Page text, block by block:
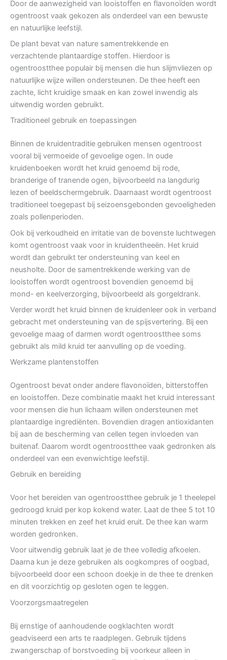
Door de aanwezigheid van looistoffen en flavonoïden wordt
ogentroost vaak gekozen als onderdeel van een bewuste
en natuurlijke leefstijl.
De plant bevat van nature samentrekkende en
verzachtende plantaardige stoffen. Hierdoor is
ogentroostthee populair bij mensen die hun slijmvliezen op
natuurlijke wijze willen ondersteunen. De thee heeft een
zachte, licht kruidige smaak en kan zowel inwendig als
uitwendig worden gebruikt.
Traditioneel gebruik en toepassingen
Binnen de kruidentraditie gebruiken mensen ogentroost
vooral bij vermoeide of gevoelige ogen. In oude
kruidenboeken wordt het kruid genoemd bij rode,
branderige of tranende ogen, bijvoorbeeld na langdurig
lezen of beeldschermgebruik. Daarnaast wordt ogentroost
traditioneel toegepast bij seizoensgebonden gevoeligheden
zoals pollenperioden.
Ook bij verkoudheid en irritatie van de bovenste luchtwegen
komt ogentroost vaak voor in kruidentheeën. Het kruid
wordt dan gebruikt ter ondersteuning van keel en
neusholte. Door de samentrekkende werking van de
looistoffen wordt ogentroost bovendien genoemd bij
mond- en keelverzorging, bijvoorbeeld als gorgeldrank.
Verder wordt het kruid binnen de kruidenleer ook in verband
gebracht met ondersteuning van de spijsvertering. Bij een
gevoelige maag of darmen wordt ogentroostthee soms
gebruikt als mild kruid ter aanvulling op de voeding.
Werkzame plantenstoffen
Ogentroost bevat onder andere flavonoïden, bitterstoffen
en looistoffen. Deze combinatie maakt het kruid interessant
voor mensen die hun lichaam willen ondersteunen met
plantaardige ingrediënten. Bovendien dragen antioxidanten
bij aan de bescherming van cellen tegen invloeden van
buitenaf. Daarom wordt ogentroostthee vaak gedronken als
onderdeel van een evenwichtige leefstijl.
Gebruik en bereiding
Voor het bereiden van ogentroostthee gebruik je 1 theelepel
gedroogd kruid per kop kokend water. Laat de thee 5 tot 10
minuten trekken en zeef het kruid eruit. De thee kan warm
worden gedronken.
Voor uitwendig gebruik laat je de thee volledig afkoelen.
Daarna kun je deze gebruiken als oogkompres of oogbad,
bijvoorbeeld door een schoon doekje in de thee te drenken
en dit voorzichtig op gesloten ogen te leggen.
Voorzorgsmaatregelen
Bij ernstige of aanhoudende oogklachten wordt
geadviseerd een arts te raadplegen. Gebruik tijdens
zwangerschap of borstvoeding bij voorkeur alleen in